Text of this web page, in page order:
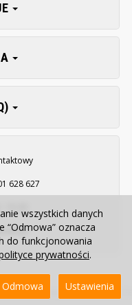
628 627
Sklep internetowy SOTE
wszystkich danych
“Odmowa” oznacza
do funkcjonowania
prywatności.
Ustawienia
Odmowa